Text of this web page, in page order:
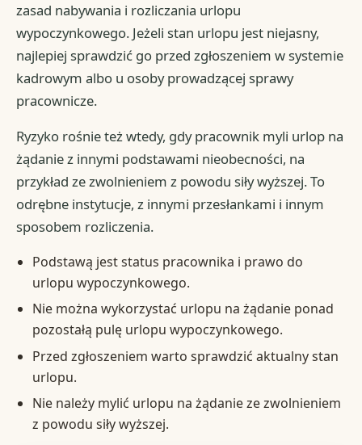
zasad nabywania i rozliczania urlopu
wypoczynkowego. Jeżeli stan urlopu jest niejasny,
najlepiej sprawdzić go przed zgłoszeniem w systemie
kadrowym albo u osoby prowadzącej sprawy
pracownicze.
Ryzyko rośnie też wtedy, gdy pracownik myli urlop na
żądanie z innymi podstawami nieobecności, na
przykład ze zwolnieniem z powodu siły wyższej. To
odrębne instytucje, z innymi przesłankami i innym
sposobem rozliczenia.
Podstawą jest status pracownika i prawo do
urlopu wypoczynkowego.
Nie można wykorzystać urlopu na żądanie ponad
pozostałą pulę urlopu wypoczynkowego.
Przed zgłoszeniem warto sprawdzić aktualny stan
urlopu.
Nie należy mylić urlopu na żądanie ze zwolnieniem
z powodu siły wyższej.